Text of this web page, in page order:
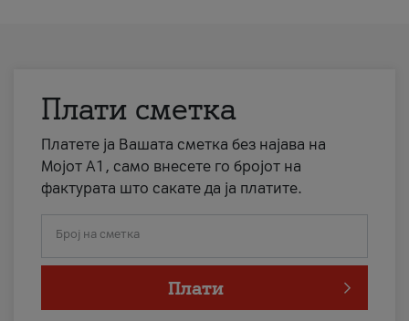
Плати сметка
Платете ја Вашата сметка без најава на
Мојот А1, само внесете го бројот на
фактурата што сакате да ја платите.
Број на сметка
Плати